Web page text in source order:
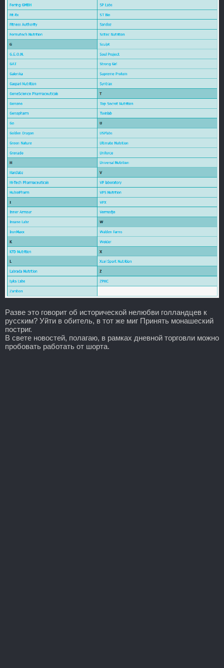
Разве это говорит об исторической нелюбви голландцев к
русским? Уйти в обитель, в тот же миг Принять монашеский
постриг.
В свете новостей, полагаю, в рамках дневной торговли можно
пробовать работать от шорта.